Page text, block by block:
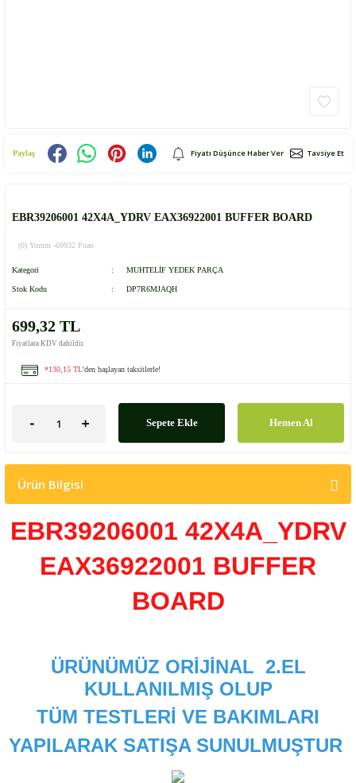
Paylaş Fiyatı Düşünce Haber Ver Tavsiye Et
EBR39206001 42X4A_YDRV EAX36922001 BUFFER BOARD
(0) Yorum -69932 Puan
Kategori MUHTELİF YEDEK PARÇA
Stok Kodu DP7R6MJAQH
699,32 TL
Fiyatlara KDV dahildir.
*130,15 TL'den başlayan taksitlerle!
Sepete Ekle Hemen Al
Ürün Bilgisi
EBR39206001 42X4A_YDRV
EAX36922001 BUFFER
BOARD
ÜRÜNÜMÜZ ORİJİNAL 2.EL
KULLANILMIŞ OLUP
TÜM TESTLERİ VE BAKIMLARI
YAPILARAK SATIŞA SUNULMUŞTUR